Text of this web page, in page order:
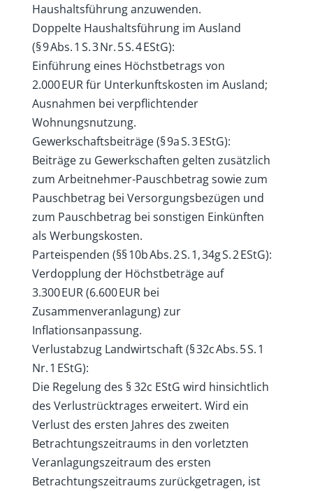
Haushaltsführung anzuwenden.
Doppelte Haushaltsführung im Ausland
(§ 9 Abs. 1 S. 3 Nr. 5 S. 4 EStG):
Einführung eines Höchstbetrags von
2.000 EUR für Unterkunftskosten im Ausland;
Ausnahmen bei verpflichtender
Wohnungsnutzung.
Gewerkschaftsbeiträge (§ 9a S. 3 EStG):
Beiträge zu Gewerkschaften gelten zusätzlich
zum Arbeitnehmer-Pauschbetrag sowie zum
Pauschbetrag bei Versorgungsbezügen und
zum Pauschbetrag bei sonstigen Einkünften
als Werbungskosten.
Parteispenden (§§ 10b Abs. 2 S. 1, 34g S. 2 EStG):
Verdopplung der Höchstbeträge auf
3.300 EUR (6.600 EUR bei
Zusammenveranlagung) zur
Inflationsanpassung.
Verlustabzug Landwirtschaft (§ 32c Abs. 5 S. 1
Nr. 1 EStG):
Die Regelung des § 32c EStG wird hinsichtlich
des Verlustrücktrages erweitert. Wird ein
Verlust des ersten Jahres des zweiten
Betrachtungszeitraums in den vorletzten
Veranlagungszeitraum des ersten
Betrachtungszeitraums zurückgetragen, ist